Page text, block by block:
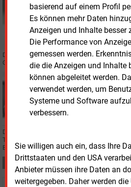
basierend auf einem Profil
Es können mehr Daten
Anzeigen und Inhalte besser
Die Performance von
gemessen werden.
die die Anzeigen und Inhalte
können abgeleitet werden.
verwendet werden, um
Systeme und Software
verbessern.
Sie willigen auch ein, dass Ihre
Drittstaaten und den USA
Anbieter müssen ihre Daten an
weitergegeben. Daher werden
PERSONALIE
KWK-Branchenverband
Der Bundesverband Kraft-Wärme-Kopplung
Geschäftsstelle mit Julia Schulze verstärkt.
PERSONALIE
Führungswechsel bei
Dr. Björn Dietrich hat zum 1. Februar die
Tochterunternehmen Compleo Charging
Er folgt auf Jörg Lohr.
Teilen: